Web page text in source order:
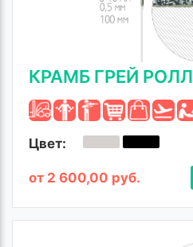
КРАМБ ГРЕЙ РОЛЛ
Цвет:
от 2 600,00 руб.